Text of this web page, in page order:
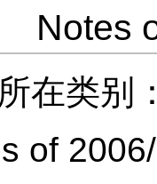
Notes
在类别
of